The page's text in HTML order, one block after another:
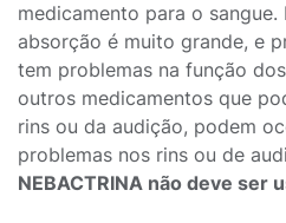
medicamento para o
absorção é muito grande, e
tem problemas na função
outros medicamentos que
rins ou da audição, podem
problemas nos rins ou de
NEBACTRINA não deve ser